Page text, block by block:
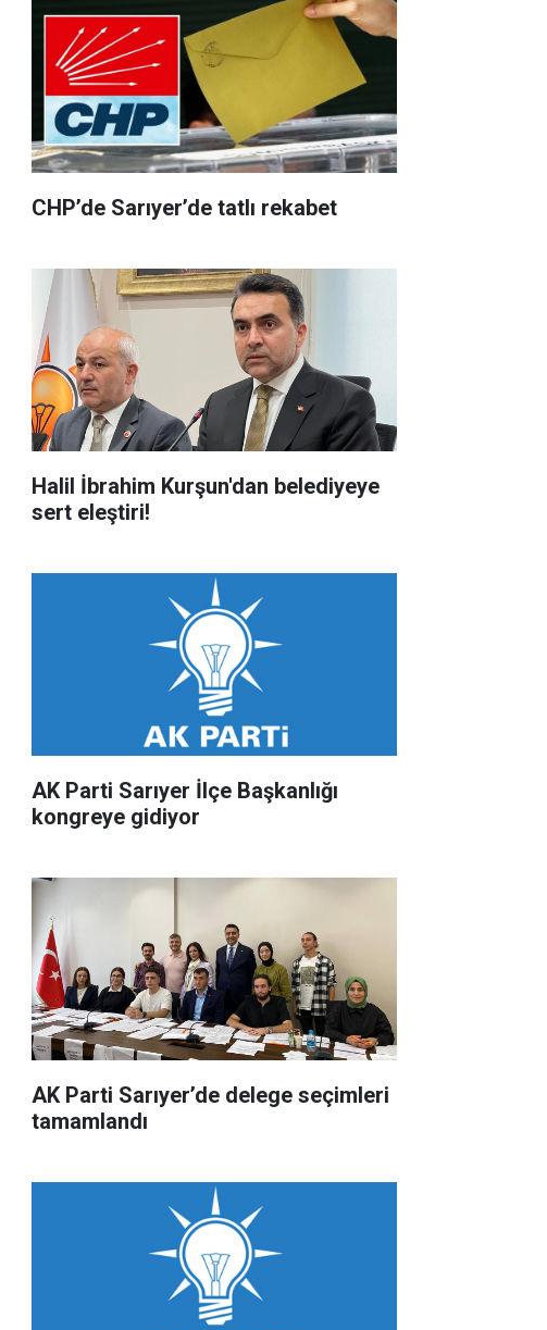
CHP’de Sarıyer’de tatlı rekabet
Halil İbrahim Kurşun'dan belediyeye
sert eleştiri!
AK Parti Sarıyer İlçe Başkanlığı
kongreye gidiyor
AK Parti Sarıyer’de delege seçimleri
tamamlandı